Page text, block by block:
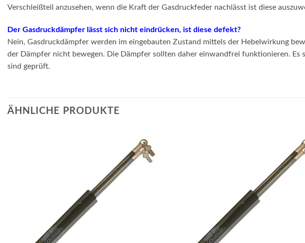
Verschleißteil anzusehen, wenn die Kraft der Gasdruckfeder nachlässt ist diese
Der Gasdruckdämpfer lässt sich nicht eindrücken, ist diese defekt?
Nein, Gasdruckdämpfer werden im eingebauten Zustand mittels der Hebelwirkung
der Dämpfer nicht bewegen. Die Dämpfer sollten daher einwandfrei funktionieren.
sind geprüft.
ÄHNLICHE PRODUKTE